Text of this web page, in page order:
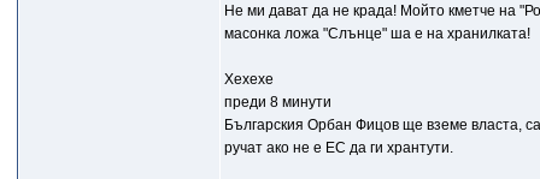
Не ми дават да не крада! Мойто кметче на
масонка ложа "Слънце" ша е на хранилката!
Хехехе
преди 8 минути
Българския Орбан Фицов ще вземе власта,
ручат ако не е ЕС да ги хрантути.